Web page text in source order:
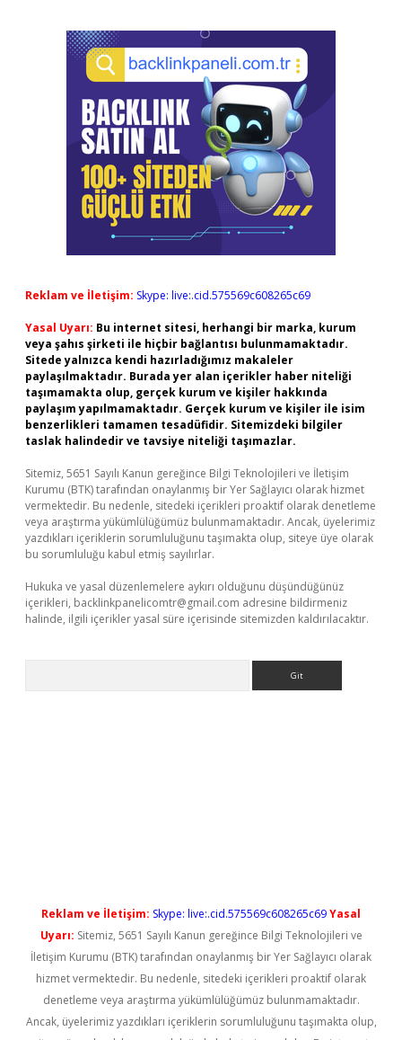
Reklam ve İletişim: Skype: live:.cid.575569c608265c69
Yasal Uyarı: Bu internet sitesi, herhangi bir marka, kurum
veya şahıs şirketi ile hiçbir bağlantısı bulunmamaktadır.
Sitede yalnızca kendi hazırladığımız makaleler
paylaşılmaktadır. Burada yer alan içerikler haber niteliği
taşımamakta olup, gerçek kurum ve kişiler hakkında
paylaşım yapılmamaktadır. Gerçek kurum ve kişiler ile isim
benzerlikleri tamamen tesadüfidir. Sitemizdeki bilgiler
taslak halindedir ve tavsiye niteliği taşımazlar.
Sitemiz, 5651 Sayılı Kanun gereğince Bilgi Teknolojileri ve İletişim
Kurumu (BTK) tarafından onaylanmış bir Yer Sağlayıcı olarak hizmet
vermektedir. Bu nedenle, sitedeki içerikleri proaktif olarak denetleme
veya araştırma yükümlülüğümüz bulunmamaktadır. Ancak, üyelerimiz
yazdıkları içeriklerin sorumluluğunu taşımakta olup, siteye üye olarak
bu sorumluluğu kabul etmiş sayılırlar.
Hukuka ve yasal düzenlemelere aykırı olduğunu düşündüğünüz
içerikleri, backlinkpanelicomtr@gmail.com adresine bildirmeniz
halinde, ilgili içerikler yasal süre içerisinde sitemizden kaldırılacaktır.
Reklam ve İletişim: Skype: live:.cid.575569c608265c69Yasal
Uyarı: Sitemiz, 5651 Sayılı Kanun gereğince Bilgi Teknolojileri ve
İletişim Kurumu (BTK) tarafından onaylanmış bir Yer Sağlayıcı olarak
hizmet vermektedir. Bu nedenle, sitedeki içerikleri proaktif olarak
denetleme veya araştırma yükümlülüğümüz bulunmamaktadır.
Ancak, üyelerimiz yazdıkları içeriklerin sorumluluğunu taşımakta olup,